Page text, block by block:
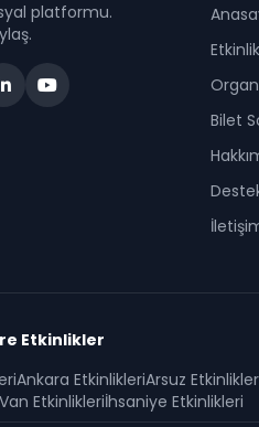
platformu.
Bilet
Etkinlikler
Ankara EtkinlikleriArsuz
Van Etkinlikleriİhsaniye Etkinlikleri